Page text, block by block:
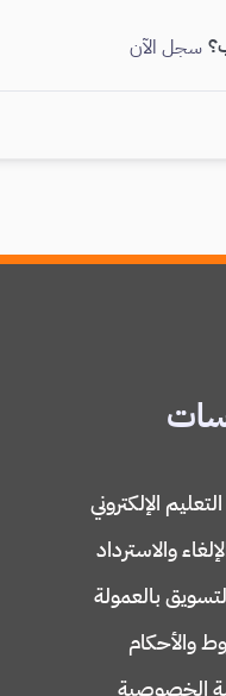
سجل الآن
الإلكتروني
والاسترداد
بالعمولة
والأحكام
الخصوصية